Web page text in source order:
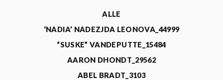
ALLE
‘NADIA’ NADEZJDA LEONOVA_44999
“SUSKE” VANDEPUTTE_15484
AARON DHONDT_29562
ABEL BRADT_3103